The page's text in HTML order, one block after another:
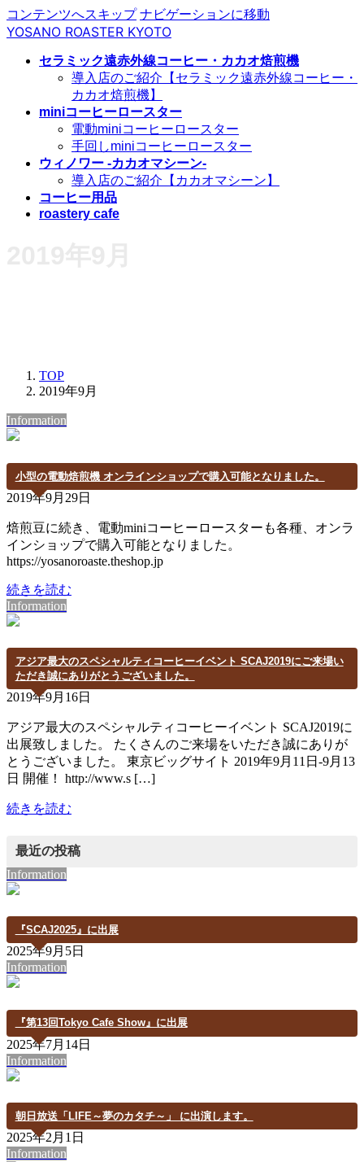
コンテンツへスキップ ナビゲーションに移動
YOSANO ROASTER KYOTO
セラミック遠赤外線コーヒー・カカオ焙煎機
導入店のご紹介【セラミック遠赤外線コーヒー・
カカオ焙煎機】
miniコーヒーロースター
電動miniコーヒーロースター
手回しminiコーヒーロースター
ウィノワー -カカオマシーン-
導入店のご紹介【カカオマシーン】
コーヒー用品
roastery cafe
TOP
2019年9月
Information
小型の電動焙煎機 オンラインショップで購入可能となりました。
2019年9月29日
焙煎豆に続き、電動miniコーヒーロースターも各種、オンラ
インショップで購入可能となりました。
https://yosanoroaste.theshop.jp
続きを読む
Information
アジア最大のスペシャルティコーヒーイベント SCAJ2019にご来場い
ただき誠にありがとうございました。
2019年9月16日
アジア最大のスペシャルティコーヒーイベント SCAJ2019に
出展致しました。 たくさんのご来場をいただき誠にありが
とうございました。 東京ビッグサイト 2019年9月11日-9月13
日 開催！ http://www.s […]
続きを読む
最近の投稿
Information
『SCAJ2025』に出展
2025年9月5日
Information
『第13回Tokyo Cafe Show』に出展
2025年7月14日
Information
朝日放送「LIFE～夢のカタチ～」 に出演します。
2025年2月1日
Information